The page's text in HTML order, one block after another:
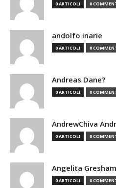
0 ARTICOLI 0
andolfo inarie
0 ARTICOLI 0
Andreas Dane?
0 ARTICOLI 0
AndrewChiva
0 ARTICOLI 0
Angelita Gresham
0 ARTICOLI 0